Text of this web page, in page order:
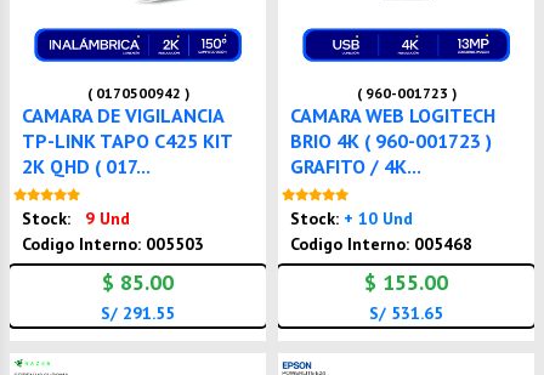
( 0170500942 )
CAMARA DE VIGILANCIA
TP-LINK TAPO C425 KIT
2K QHD ( 017...
Stock:
9 Und
Codigo Interno: 005503
$ 85.00
S/ 291.55
( 960-001723 )
CAMARA WEB LOGITECH
BRIO 4K ( 960-001723 )
GRAFITO / 4K...
Stock: + 10 Und
Codigo Interno: 005468
$ 155.00
S/ 531.65